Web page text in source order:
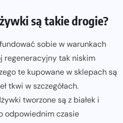
są takie drogie?
sobie w warunkach
regeneracyjny tak niskim
te kupowane w sklepach są
tkwi w szczegółach.
tworzone są z białek i
odpowiednim czasie